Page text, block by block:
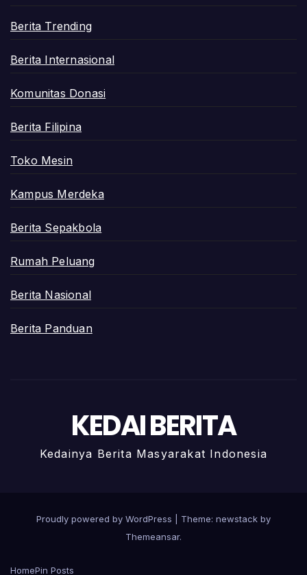
Berita Trending
Berita Internasional
Komunitas Donasi
Berita Filipina
Toko Mesin
Kampus Merdeka
Berita Sepakbola
Rumah Peluang
Berita Nasional
Berita Panduan
KEDAI BERITA
Kedainya Berita Masyarakat Indonesia
Proudly powered by WordPress
Theme: newstack by
Themeansar.
HomePin Posts